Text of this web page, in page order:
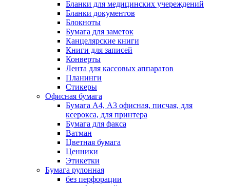
Бланки для медицинских учереждений
Бланки документов
Блокноты
Бумага для заметок
Канцелярские книги
Книги для записей
Конверты
Лента для кассовых аппаратов
Планинги
Стикеры
Офисная бумага
Бумага А4, А3 офисная, писчая, для
ксерокса, для принтера
Бумага для факса
Ватман
Цветная бумага
Ценники
Этикетки
Бумага рулонная
без перфорации